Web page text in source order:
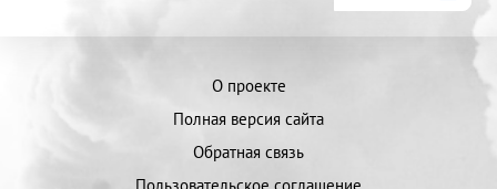
О проекте
Полная версия сайта
Обратная связь